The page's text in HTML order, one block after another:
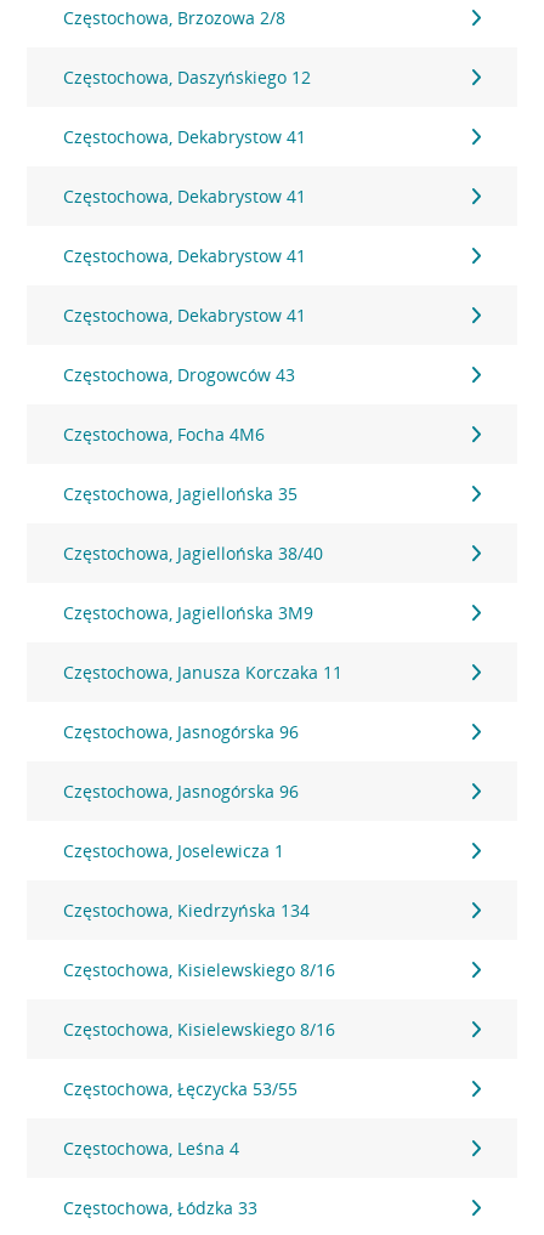
Częstochowa, Brzozowa 2/8
Częstochowa, Daszyńskiego 12
Częstochowa, Dekabrystow 41
Częstochowa, Dekabrystow 41
Częstochowa, Dekabrystow 41
Częstochowa, Dekabrystow 41
Częstochowa, Drogowców 43
Częstochowa, Focha 4M6
Częstochowa, Jagiellońska 35
Częstochowa, Jagiellońska 38/40
Częstochowa, Jagiellońska 3M9
Częstochowa, Janusza Korczaka 11
Częstochowa, Jasnogórska 96
Częstochowa, Jasnogórska 96
Częstochowa, Joselewicza 1
Częstochowa, Kiedrzyńska 134
Częstochowa, Kisielewskiego 8/16
Częstochowa, Kisielewskiego 8/16
Częstochowa, Łęczycka 53/55
Częstochowa, Leśna 4
Częstochowa, Łódzka 33